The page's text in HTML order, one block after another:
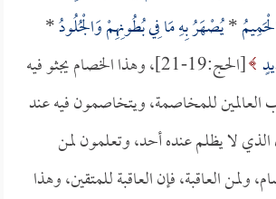
*يُصْهَرُ بِهِ مَا فِي بُطُونِهِمْ وَالْجُلُودُ*
[الحج:19-21]، وهذا الخصام يجثو فيه
للمخاصمة، ويتخاصمون فيه عند
الذي لا يظلم عنده أحد، وتعلمون لمن
ولمن العاقبة، فإن العاقبة للمتقين، وهذا